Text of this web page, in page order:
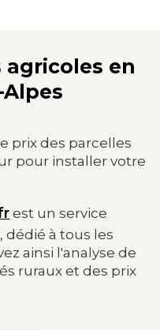
agricoles en
prix des parcelles
pour installer votre
est un service
dédié à tous les
ainsi l'analyse de
ruraux et des prix